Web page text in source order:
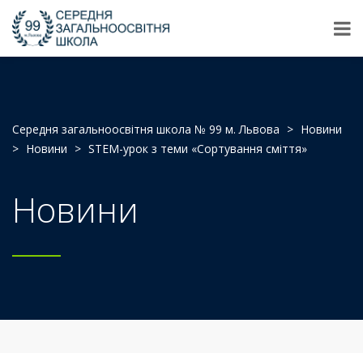
Середня загальноосвітня школа № 99 м. Львова > Новини
> Новини > STEM-урок з теми «Сортування сміття»
Новини